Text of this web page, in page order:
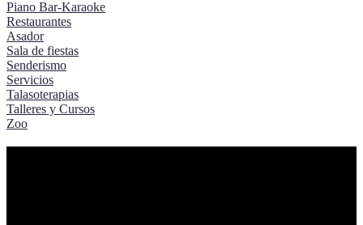
Piano Bar-Karaoke
Restaurantes
Asador
Sala de fiestas
Senderismo
Servicios
Talasoterapias
Talleres y Cursos
Zoo